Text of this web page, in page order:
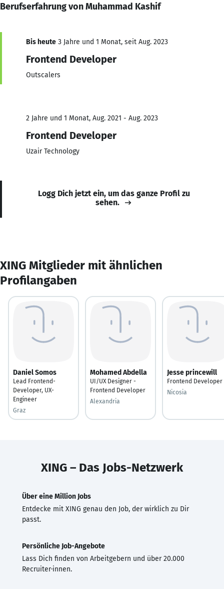
Berufserfahrung von Muhammad Kashif
Bis heute 3 Jahre und 1 Monat, seit Aug. 2023
Frontend Developer
Outscalers
2 Jahre und 1 Monat, Aug. 2021 - Aug. 2023
Frontend Developer
Uzair Technology
Logg Dich jetzt ein, um das ganze Profil zu
sehen.
XING Mitglieder mit ähnlichen
Profilangaben
Daniel Somos
Lead Frontend-
Developer, UX-
Engineer
Graz
Mohamed Abdella
UI/UX Designer -
Frontend Developer
Alexandria
Jesse princewill
Frontend Developer
Nicosia
XING – Das Jobs-Netzwerk
Über eine Million Jobs
Entdecke mit XING genau den Job, der wirklich zu Dir
passt.
Persönliche Job-Angebote
Lass Dich finden von Arbeitgebern und über 20.000
Recruiter·innen.